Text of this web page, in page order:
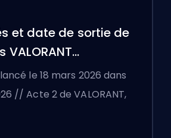
et date de sortie de
VALORANT
lancé le 18 mars 2026 dans
// Acte 2 de VALORANT,